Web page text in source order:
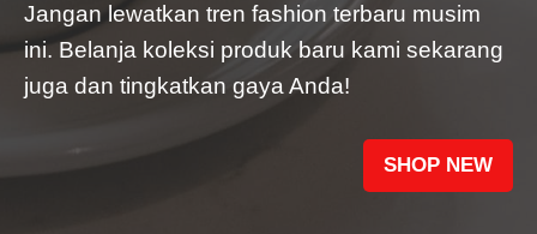
Jangan lewatkan tren fashion terbaru musim
ini. Belanja koleksi produk baru kami sekarang
juga dan tingkatkan gaya Anda!
SHOP NEW